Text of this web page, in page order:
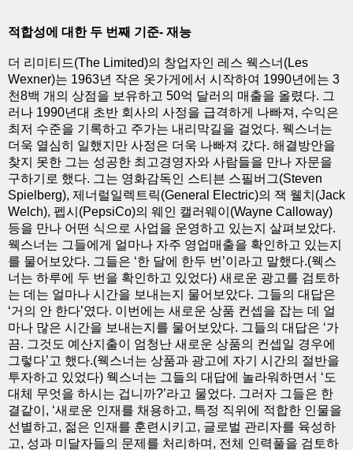
적합성에 대한 두 번째 기준- 재능
더 리미티드(The Limited)의 창업자인 레스 웩스너(Les
Wexner)는 1963년 작은 옷가게에서 시작하여 1990년에는 3
천8백 개의 상점을 보유하고 50억 달러의 매출을 올렸다. 그
러나 1990년대 초반 회사의 사정을 급격하게 나빠져, 수익은
최저 수준을 기록하고 주가는 내리막길을 걸었다. 웩스너는
더욱 열심히 일했지만 사정은 더욱 나빠져 갔다. 해결방안을
찾지 못한 그는 성공한 최고경영자와 사람들을 만나 자문을
구하기로 했다. 그는 영화감독인 스티븐 스필버그(Steven
Spielberg), 제너럴일렉트릭(General Electric)의 잭 웰치(Jack
Welch), 펩시(PepsiCo)의 웨인 캘러웨이(Wayne Calloway)
등을 만나 어떤 식으로 사업을 운영하고 있는지 살펴보았다.
웩스너는 그들에게 얼마나 자주 영업매출을 확인하고 있는지
를 물어보았다. 그들은 ‘한 달에 한두 번’이라고 말했다.(웩스
너는 하루에 두 번을 확인하고 있었다) 새로운 광고를 검토하
는 데는 얼마나 시간을 보내는지 물어보았다. 그들의 대답은
‘거의 안 한다’였다. 이번에는 새로운 상품 컨셉을 잡는 데 얼
마나 많은 시간을 보내는지를 물어보았다. 그들의 대답은 ‘가
끔. 그것도 예산지출이 엄청난 새로운 상품의 컨셉일 경우에
그렇다’고 했다.(웩스너는 상품과 광고에 자기 시간의 절반을
투자하고 있었다) 웩스너는 그들의 대답에 놀라워하면서 ‘도
대체 무엇을 하시는 겁니까?’라고 물었다. 그러자 그들은 한
결같이, ‘새로운 인재를 채용하고, 특정 직위에 적합한 인물을
선별하고, 젊은 인재를 훈련시키고, 글로벌 관리자를 육성하
고, 성과 미달자들의 문제를 처리하며, 전체 인력풀을 검토하